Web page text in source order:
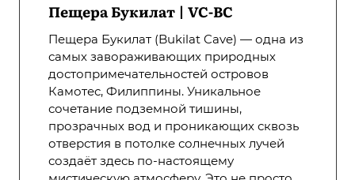
Пещера Букилат | VC-BC
Пещера Букилат (Bukilat Cave) — одна из
самых завораживающих природных
достопримечательностей островов
Камотес, Филиппины. Уникальное
сочетание подземной тишины,
прозрачных вод и проникающих сквозь
отверстия в потолке солнечных лучей
создаёт здесь по-настоящему